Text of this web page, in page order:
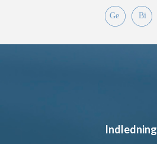
Indledning